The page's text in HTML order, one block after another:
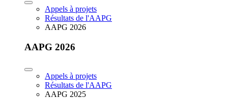
Appels à projets
Résultats de l'AAPG
AAPG 2026
AAPG 2026
Appels à projets
Résultats de l'AAPG
AAPG 2025